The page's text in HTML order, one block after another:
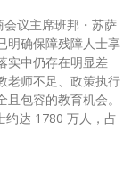
议主席班邦・苏萨
明确保障残障人士享
实中仍存在明显差
老师不足、政策执行
包容的教育机会。
约达 1780 万人，占